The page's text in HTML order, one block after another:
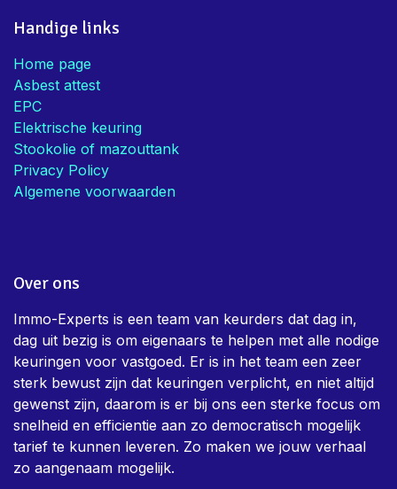
Handige links
Home page
Asbest attest
EPC
Elektrische keuring
Stookolie of mazouttank
Privacy Policy
Algemene voorwaarden
Over ons
Immo-Experts is een team van keurders dat dag in,
dag uit bezig is om eigenaars te helpen met alle nodige
keuringen voor vastgoed. Er is in het team een zeer
sterk bewust zijn dat keuringen verplicht, en niet altijd
gewenst zijn, daarom is er bij ons een sterke focus om
snelheid en efficientie aan zo democratisch mogelijk
tarief te kunnen leveren. Zo maken we jouw verhaal
zo aangenaam mogelijk.